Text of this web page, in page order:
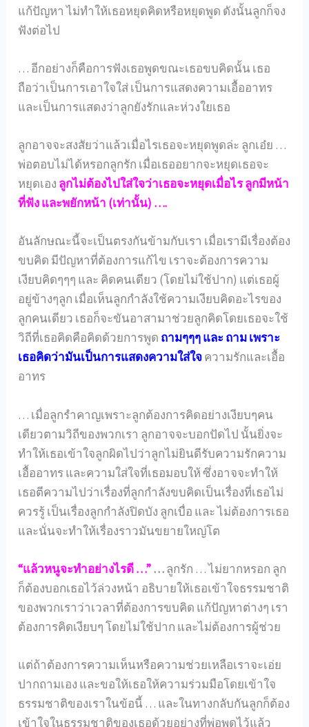
แก้ปัญหา ไม่ทำให้เธอหยุดคิดหรือหยุดพูด ดังนั้นลูกก็จง
ฟังต่อไป
… อีกอย่างก็คือการฟังเธอพูดขณะเธอขบคิดนั้น เธอ
ถือว่าเป็นการเอาใจใส่ เป็นการแสดงความเอื้ออาทร
และเป็นการแสดงว่าลูกยังรักและห่วงใยเธอ
ลูกอาจจะสงสัยว่าแล้วเมื่อไรเธอจะหยุดพูดล่ะ ลูกเอ๋ย …
พ่อตอบไม่ได้หรอกลูกรัก เมื่อเธออยากจะหยุดเธอจะ
หยุดเอง ลูกไม่ต้องไปใส่ใจว่าเธอจะหยุดเมื่อไร ลูกมีหน้า
ที่ฟัง และพยักหน้า (เท่านั้น) ….
อันลักษณะนี้จะเป็นตรงกันข้ามกับเรา เมื่อเรามีเรื่องต้อง
ขบคิด มีปัญหาที่ต้องการแก้ไข เราจะต้องการความ
เงียบคิดๆๆๆ และ คิดคนเดียว (โดยไม่ใช้ปาก) แต่เธอผู้
อยู่ข้างๆลูก เมื่อเห็นลูกกำลังใช้ความเงียบคิดอะไรของ
ลูกคนเดียว เธอก็จะขันอาสามาช่วยลูกคิดโดยเธอจะใช้
วิถีที่เธอคิดคือคิดด้วยการพูด ถามๆๆๆ และ ถาม เพราะ
เธอคิดว่ามันเป็นการแสดงความใส่ใจความรักและเอื้อ
อาทร
… เมื่อลูกรำคาญเพราะลูกต้องการคิดอย่างเงียบๆคน
เดียวตามวิถีของพวกเรา ลูกอาจจะบอกปัดไป นั้นยิ่งจะ
ทำให้เธอเข้าใจลูกผิดไปว่าลูกไม่ยินดีรับความรักความ
เอื้ออาทร และความใส่ใจที่เธอมอบให้ ซึ่งอาจจะทำให้
เธอตีความไปว่าเรื่องที่ลูกกำลังขบคิดเป็นเรื่องที่เธอไม่
ควรรู้ เป็นเรื่องลูกกำลังปิดบัง ลูกเบื่อ และ ไม่ต้องการเธอ
และนั่นจะทำให้เรื่องราวมันขยายใหญ่โต
“แล้วหนูจะทำอย่างไรดี …”…ลูกรัก … ไม่ยากหรอก ลูก
ก็ต้องบอกเธอไว้ล่วงหน้า อธิบายให้เธอเข้าใจธรรมชาติ
ของพวกเราว่าเวลาที่ต้องการขบคิด แก้ปัญหาต่างๆ เรา
ต้องการคิดเงียบๆ โดยไม่ใช้ปาก และไม่ต้องการผู้ช่วย
แต่ถ้าต้องการความเห็นหรือความช่วยเหลือเราจะเอ่ย
ปากถามเอง และขอให้เธอให้ความร่วมมือโดยเข้าใจ
ธรรมชาติของเราในข้อนี้ … และในทางกลับกันลูกก็ต้อง
เข้าใจในธรรมชาติของเธอด้วยอย่างที่พ่อพูดไว้แล้ว